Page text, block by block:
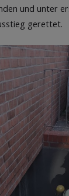
und unter
gerettet.